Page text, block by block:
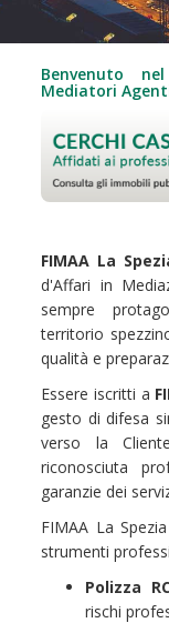
Benvenuto
Mediatori
FIMAA La
d'Affari in
sempre
territorio
qualità e
Essere iscritti a
gesto di difesa
verso la
riconosciuta
garanzie dei
FIMAA La
strumenti
Polizza
rischi